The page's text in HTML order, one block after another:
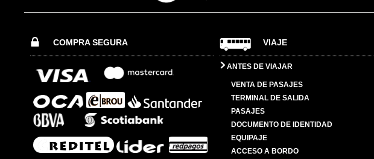
COMPRA SEGURA VIAJE
ANTES DE VIAJAR
VENTA DE PASAJES
TERMINAL DE SALIDA
PASAJES
DOCUMENTO DE IDENTIDAD
EQUIPAJE
ACCESO A BORDO